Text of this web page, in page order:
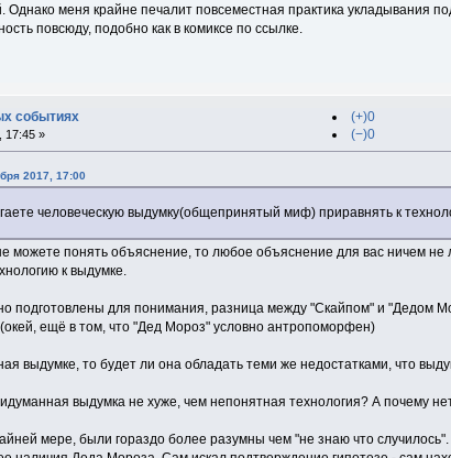
Однако меня крайне печалит повсеместная практика укладывания
повсюду, подобно как в комиксе по ссылке.
событиях
17:45 »
(+)0
(−)0
2017, 17:00
человеческую выдумку(общепринятый миф) приравнять к
можете понять объяснение, то любое объяснение для вас ничем не
к выдумке.
подготовлены для понимания, разница между "Скайпом" и "Дедом
ещё в том, что "Дед Мороз" условно антропоморфен)
выдумке, то будет ли она обладать теми же недостатками, что
выдумка не хуже, чем непонятная технология? А почему
мере, были гораздо более разумны чем "не знаю что